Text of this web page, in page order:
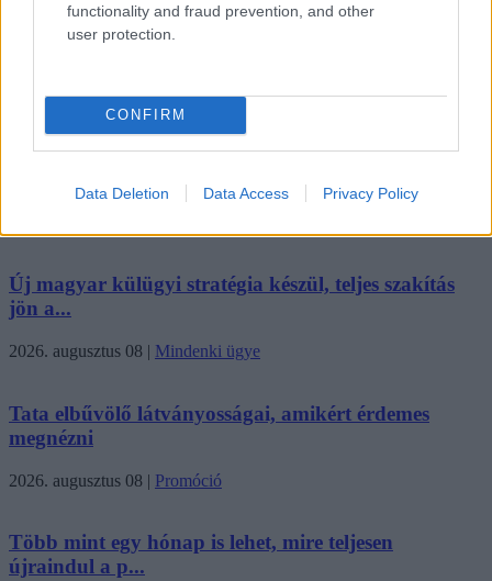
functionality and fraud prevention, and other
user protection.
CONFIRM
Data Deletion Data Access Privacy Policy
35 perces tanórák és kevesebb házi feladat jöhet az
2026. augusztus 08|Mindenki ügye
Baka Andrást jelöli köztársasági elnöknek a Tisza
Új magyar külügyi stratégia készül, teljes szakítás
jön a...
2026. augusztus 08 | Mindenki ügye
Tata elbűvölő látványosságai, amikért érdemes
megnézni
2026. augusztus 08 | Promóció
Több mint egy hónap is lehet, mire teljesen
újraindul a p...